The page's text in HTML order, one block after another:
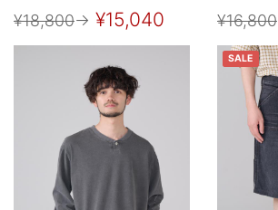
¥18,800→ ¥15,040 ¥16,800
SALE